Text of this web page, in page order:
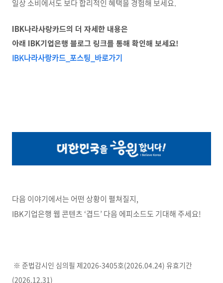
일상 소비에서도 보다 합리적인 혜택을 경험해 보세요.
IBK나라사랑카드의 더 자세한 내용은
아래 IBK기업은행 블로그 링크를 통해 확인해 보세요!
IBK나라사랑카드_ 포스팅_ 바로가기
다음 이야기에서는 어떤 상황이 펼쳐질지,
IBK기업은행 웹 콘텐츠 ‘겹드’ 다음 에피소드도 기대해 주세요!
※ 준법감시인 심의필 제2026-3405호(2026.04.24) 유효기간
(2026.12.31)